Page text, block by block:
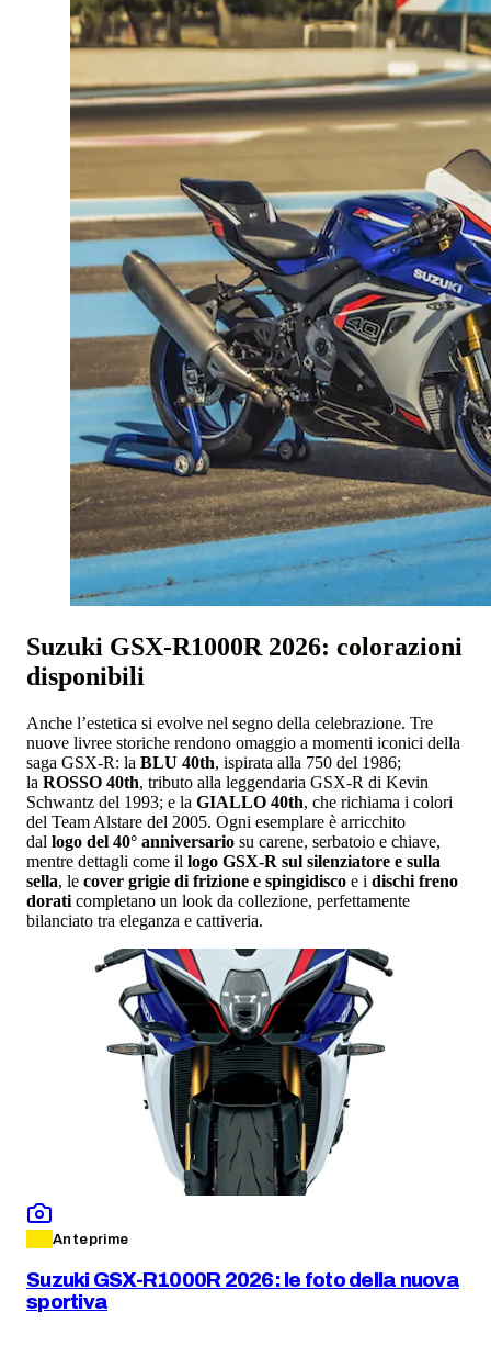
Suzuki GSX-R1000R 2026: colorazioni
disponibili
Anche l’estetica si evolve nel segno della celebrazione. Tre
nuove livree storiche rendono omaggio a momenti iconici della
saga GSX-R: la BLU 40th, ispirata alla 750 del 1986;
la ROSSO 40th, tributo alla leggendaria GSX-R di Kevin
Schwantz del 1993; e la GIALLO 40th, che richiama i colori
del Team Alstare del 2005. Ogni esemplare è arricchito
dal logo del 40° anniversario su carene, serbatoio e chiave,
mentre dettagli come il logo GSX-R sul silenziatore e sulla
sella, le cover grigie di frizione e spingidisco e i dischi freno
dorati completano un look da collezione, perfettamente
bilanciato tra eleganza e cattiveria.
Anteprime
Suzuki GSX-R1000R 2026: le foto della nuova
sportiva